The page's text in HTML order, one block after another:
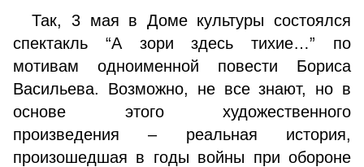
Так, 3 мая в Доме культуры состоялся
спектакль “А зори здесь тихие…” по
мотивам одноименной повести Бориса
Васильева. Возможно, не все знают, но в
основе этого художественного
произведения – реальная история,
произошедшая в годы войны при обороне